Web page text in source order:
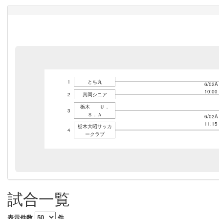
1 とち丸
6/02A
10:00
2
真岡シニア
3
栃木 Ｕ．
Ｓ．Ａ
6/02A
11:15
4
栃木大昭サッカ
ークラブ
試合一覧
表示件数 件